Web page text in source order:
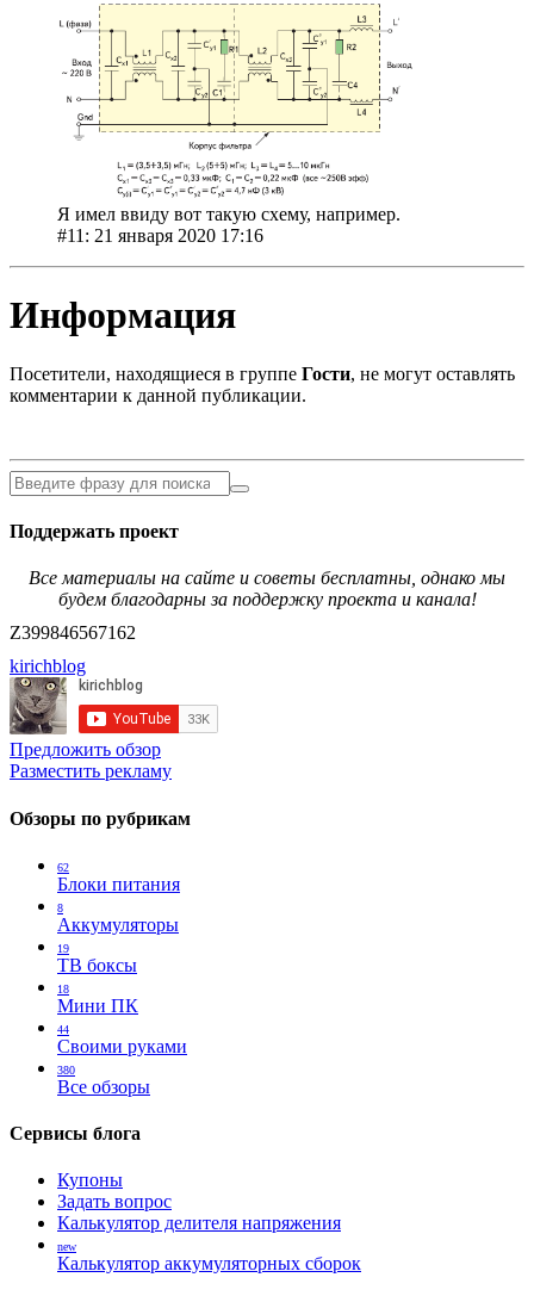
Я имел ввиду вот такую схему, например.
#11: 21 января 2020 17:16
Информация
Посетители, находящиеся в группе Гости, не могут оставлять
комментарии к данной публикации.
Поддержать проект
Все материалы на сайте и советы бесплатны, однако мы
будем благодарны за поддержку проекта и канала!
Z399846567162
kirichblog
Предложить обзор
Разместить рекламу
Обзоры по рубрикам
62
Блоки питания
8
Аккумуляторы
19
ТВ боксы
18
Мини ПК
44
Своими руками
380
Все обзоры
Сервисы блога
Купоны
Задать вопрос
Калькулятор делителя напряжения
new
Калькулятор аккумуляторных сборок